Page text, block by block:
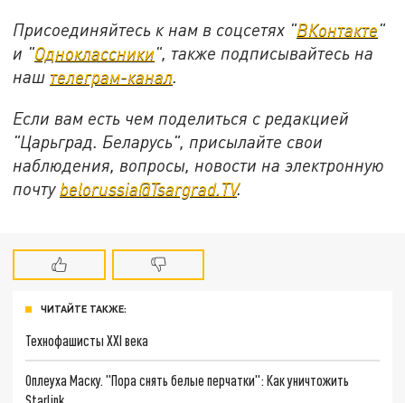
Присоединяйтесь к нам в соцсетях "ВКонтакте"
и "Одноклассники", также подписывайтесь на
наш телеграм-канал.
Если вам есть чем поделиться с редакцией
"Царьград. Беларусь", присылайте свои
наблюдения, вопросы, новости на электронную
почту belorussia@Tsargrad.TV.
ЧИТАЙТЕ ТАКЖЕ:
Технофашисты XXI века
Оплеуха Маску. "Пора снять белые перчатки": Как уничтожить